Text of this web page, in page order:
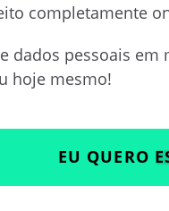
completamente
dados pessoais
hoje mesmo!
EU QUERO